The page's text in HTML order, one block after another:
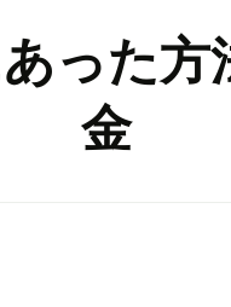
った方
金